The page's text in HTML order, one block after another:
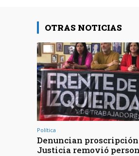
OTRAS NOTICIAS
Política
Denuncian proscripción
Justicia removió